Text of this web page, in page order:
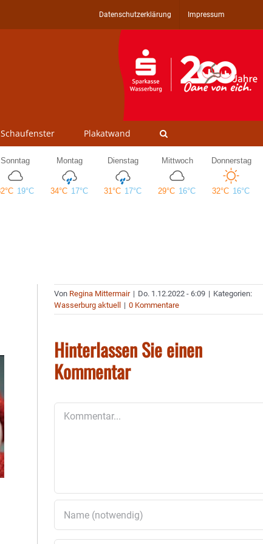
Datenschutzerklärung Impressum
Schaufenster Plakatwand
Von Regina Mittermair | Do. 1.12.2022 - 6:09 | Kategorien:
Wasserburg aktuell
| 0 Kommentare
Hinterlassen Sie einen
Kommentar